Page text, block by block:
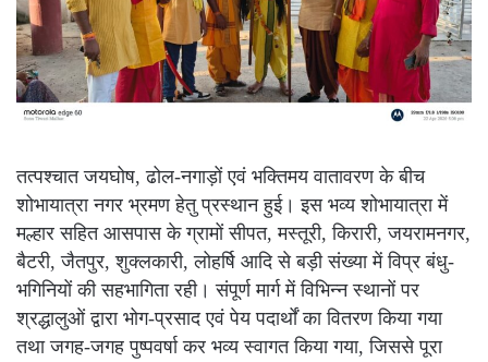
तत्पश्चात जयघोष, ढोल-नगाड़ों एवं भक्तिमय वातावरण के बीच
शोभायात्रा नगर भ्रमण हेतु प्रस्थान हुई। इस भव्य शोभायात्रा में
मल्हार सहित आसपास के ग्रामों सीपत, मस्तूरी, किरारी, जयरामनगर,
बैटरी, जैतपुर, शुक्लकारी, लोहर्षि आदि से बड़ी संख्या में विप्र बंधु-
भगिनियों की सहभागिता रही। संपूर्ण मार्ग में विभिन्न स्थानों पर
श्रद्धालुओं द्वारा भोग-प्रसाद एवं पेय पदार्थों का वितरण किया गया
तथा जगह-जगह पुष्पवर्षा कर भव्य स्वागत किया गया, जिससे पूरा